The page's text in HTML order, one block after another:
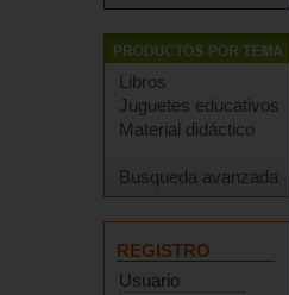
Libros
Juguetes educativos
Material didáctico
Busqueda avanzada
REGISTRO
Usuario